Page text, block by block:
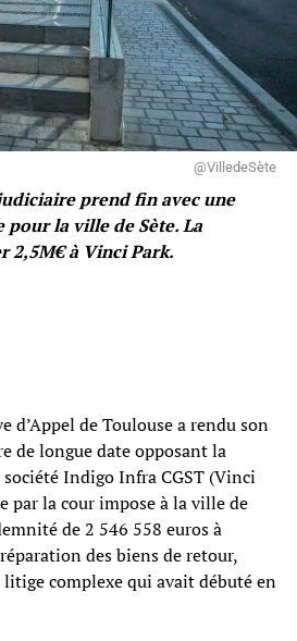
@VilledeSète
prend fin avec une
la ville de Sète. La
2,5M€ à Vinci Park.
d’Appel de Toulouse a rendu son
de longue date opposant la
Indigo Infra CGST (Vinci
par la cour impose à la ville de
de 2 546 558 euros à
des biens de retour,
complexe qui avait débuté en